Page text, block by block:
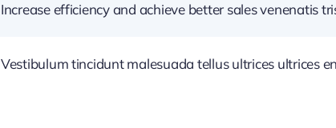
Increase efficiency and achieve better sales venenatis
Vestibulum tincidunt malesuada tellus ultrices ultrices